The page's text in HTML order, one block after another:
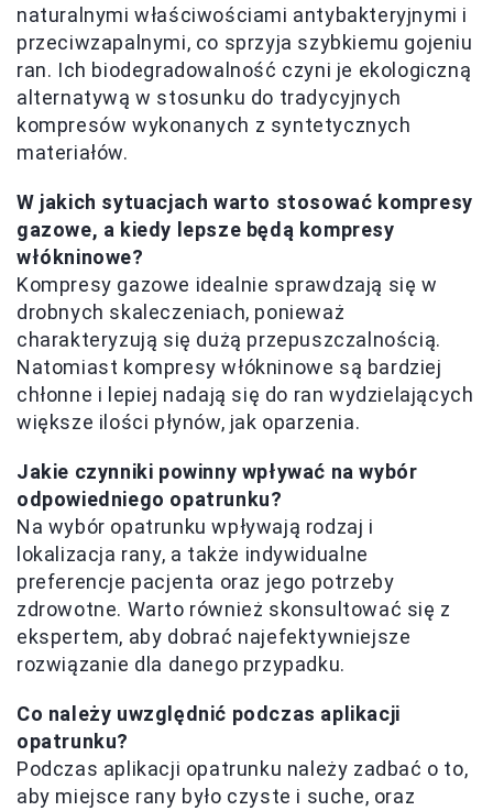
naturalnymi właściwościami antybakteryjnymi i
przeciwzapalnymi, co sprzyja szybkiemu gojeniu
ran. Ich biodegradowalność czyni je ekologiczną
alternatywą w stosunku do tradycyjnych
kompresów wykonanych z syntetycznych
materiałów.
W jakich sytuacjach warto stosować kompresy
gazowe, a kiedy lepsze będą kompresy
włókninowe?
Kompresy gazowe idealnie sprawdzają się w
drobnych skaleczeniach, ponieważ
charakteryzują się dużą przepuszczalnością.
Natomiast kompresy włókninowe są bardziej
chłonne i lepiej nadają się do ran wydzielających
większe ilości płynów, jak oparzenia.
Jakie czynniki powinny wpływać na wybór
odpowiedniego opatrunku?
Na wybór opatrunku wpływają rodzaj i
lokalizacja rany, a także indywidualne
preferencje pacjenta oraz jego potrzeby
zdrowotne. Warto również skonsultować się z
ekspertem, aby dobrać najefektywniejsze
rozwiązanie dla danego przypadku.
Co należy uwzględnić podczas aplikacji
opatrunku?
Podczas aplikacji opatrunku należy zadbać o to,
aby miejsce rany było czyste i suche, oraz